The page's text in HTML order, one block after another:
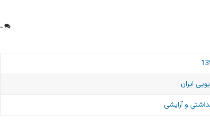
۰
ایران
و آرایشی